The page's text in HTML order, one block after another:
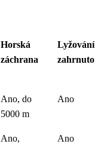
Horská
záchrana
Lyžování
zahrnuto
Ano, do
5000 m
Ano
Ano,
Ano